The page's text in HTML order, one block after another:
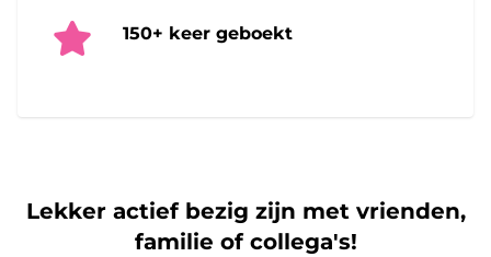
150+ keer geboekt
Lekker actief bezig zijn met vrienden,
familie of collega's!